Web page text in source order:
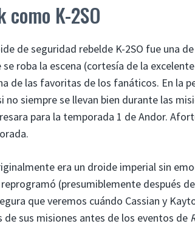
como K-2SO
de seguridad rebelde K-2SO fue una
se roba la escena (cortesía de la
de las favoritas de los fanáticos. En la
no siempre se llevan bien durante las
para la temporada 1 de Andor.
era un droide imperial sin
(presumiblemente después
que veremos cuándo Cassian y
de sus misiones antes de los eventos de